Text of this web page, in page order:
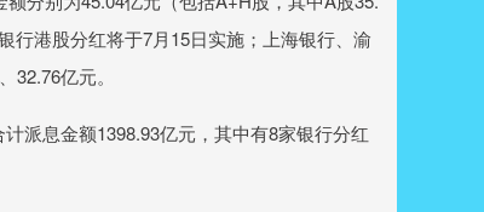
行港股分红将于7月15日实施；上海银行、渝
亿元。
派息金额1398.93亿元，其中有8家银行分红